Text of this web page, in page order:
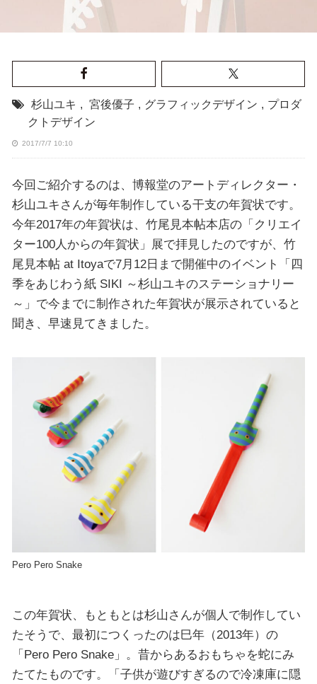
杉山ユキ , 宮後優子 , グラフィックデザイン , プロダ
クトデザイン
2017/7/7 10:10
今回ご紹介するのは、博報堂のアートディレクター・
杉山ユキさんが毎年制作している干支の年賀状です。
今年2017年の年賀状は、竹尾見本帖本店の「クリエイ
ター100人からの年賀状」展で拝見したのですが、竹
尾見本帖 at Itoyaで7月12日まで開催中のイベント「四
季をあじわう紙 SIKI ～杉山ユキのステーショナリー
～」で今までに制作された年賀状が展示されていると
聞き、早速見てきました。
Pero Pero Snake
この年賀状、もともとは杉山さんが個人で制作してい
たそうで、最初につくったのは巳年（2013年）の
「Pero Pero Snake」。昔からあるおもちゃを蛇にみ
たてたものです。「子供が遊びすぎるので冷凍庫に隠